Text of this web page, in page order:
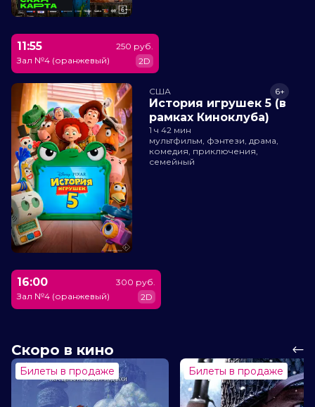
11:55
Зал №4 (оранжевый)
250 руб.
2D
США
История игрушек 5 (в
рамках Киноклуба)
6+
1 ч 42 мин
мультфильм, фэнтези, драма,
комедия, приключения,
семейный
16:00
Зал №4 (оранжевый)
300 руб.
2D
Скоро в кино
Билеты в продаже Билеты в продаже